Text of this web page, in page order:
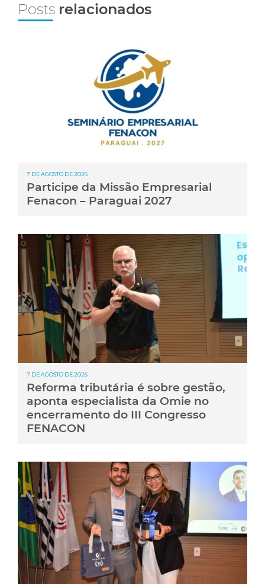
Posts relacionados
7 DE AGOSTO DE 2026
Participe da Missão Empresarial
Fenacon – Paraguai 2027
7 DE AGOSTO DE 2026
Reforma tributária é sobre gestão,
aponta especialista da Omie no
encerramento do III Congresso
FENACON